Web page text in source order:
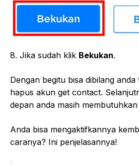
8. Jika sudah klik Bekukan.
Dengan begitu bisa dibilang
hapus akun get contact.
depan anda masih
Anda bisa mengaktifkannya
caranya? Ini penjelasannya!